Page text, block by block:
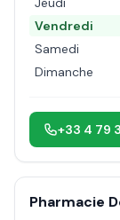
Vendredi
Samedi
Dimanche
+33 4 79
Pharmacie